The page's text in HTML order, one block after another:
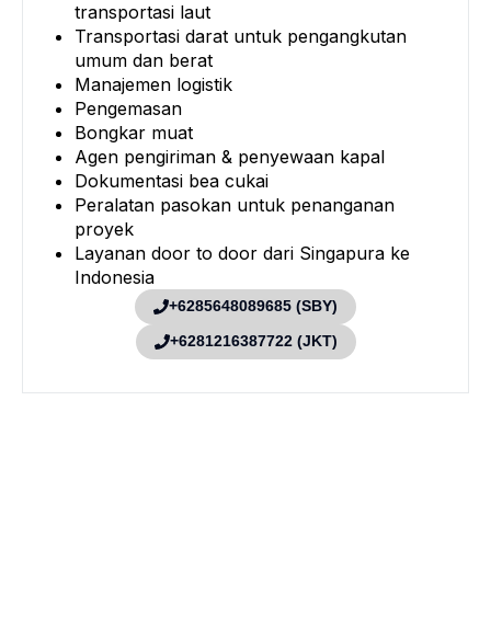
transportasi laut
Transportasi darat untuk pengangkutan
umum dan berat
Manajemen logistik
Pengemasan
Bongkar muat
Agen pengiriman & penyewaan kapal
Dokumentasi bea cukai
Peralatan pasokan untuk penanganan
proyek
Layanan door to door dari Singapura ke
Indonesia
+6285648089685 (SBY)
+6281216387722 (JKT)